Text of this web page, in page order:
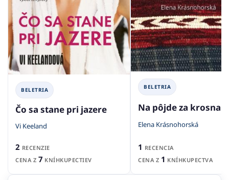
BELETRIA
Čo sa stane pri jazere
Vi Keeland
2 RECENZIE
CENA Z 7 KNÍHKUPECTIEV
BELETRIA
Na pôjde za
Elena Krásnohorská
1 RECENCIA
CENA Z 1 KNÍHKUPECTVA